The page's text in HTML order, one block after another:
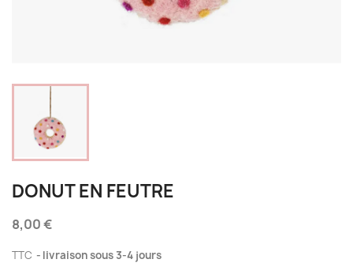
DONUT EN FEUTRE
8,00 €
TTC livraison sous 3-4 jours